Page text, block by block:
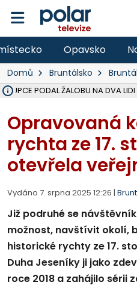
Opavsko
Domů Bruntálsko Bruntál
PODAL ŽALOBU NA DVA
Opravovaná
rychta ze 17.
otevřela
Vydáno 7. srpna 2025 12:26 |
Již podruhé se
možnost, navštívit okolí,
historické rychty ze 17.
Duha Jeseníky ji jako
roce 2018 a zahájilo sérii